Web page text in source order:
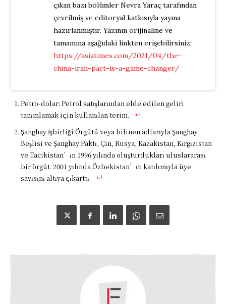
çıkan bazı bölümler Nevra Yaraç tarafından
çevrilmiş ve editoryal katkısıyla yayına
hazırlanmıştır. Yazının orijinaline ve
tamamına aşağıdaki linkten erişebilirsiniz:
https://asiatimes.com/2021/04/the-
china-iran-pact-is-a-game-changer/
Petro-dolar: Petrol satışlarından elde edilen geliri
tanımlamak için kullanılan terim.
Şanghay İşbirliği Örgütü veya bilinen adlarıyla Şanghay
Beşlisi ve Şanghay Paktı, Çin, Rusya, Kazakistan, Kırgızistan
ve Tacikistan’ın 1996 yılında oluşturdukları uluslararası
bir örgüt. 2001 yılında Özbekistan’ın katılımıyla üye
sayısını altıya çıkarttı.